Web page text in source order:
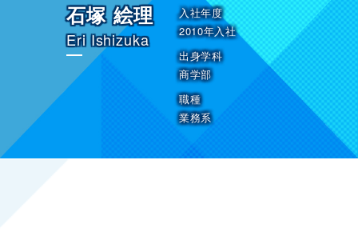
石塚 絵理
Eri Ishizuka
入社年度
2010年入社
出身学科
商学部
職種
業務系